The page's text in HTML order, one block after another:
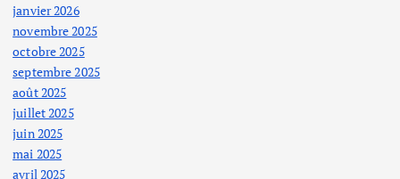
janvier 2026
novembre 2025
octobre 2025
septembre 2025
août 2025
juillet 2025
juin 2025
mai 2025
avril 2025